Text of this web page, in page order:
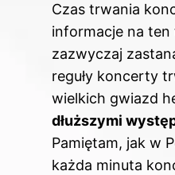
Czas trwania
informacje na
zazwyczaj
reguły koncerty
wielkich gwiazd
dłuższymi
Pamiętam, jak w
każda minuta